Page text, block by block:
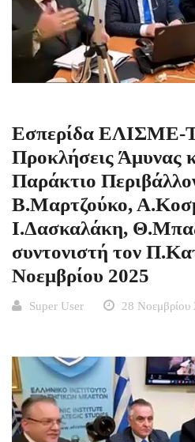
Εσπερίδα ΕΛΙΣΜΕ-
Προκλήσεις Άμυνας
Παράκτιο
Β.Μαρτζούκο,
Ι.Δασκαλάκη,
συντονιστή τον
Νοεμβρίου 2025
Super User 28 Νοεμβρίου